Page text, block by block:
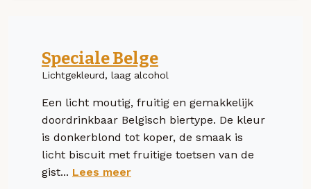
Speciale Belge
Lichtgekleurd, laag alcohol
Een licht moutig, fruitig en gemakkelijk
doordrinkbaar Belgisch biertype. De kleur
is donkerblond tot koper, de smaak is
licht biscuit met fruitige toetsen van de
gist... Lees meer